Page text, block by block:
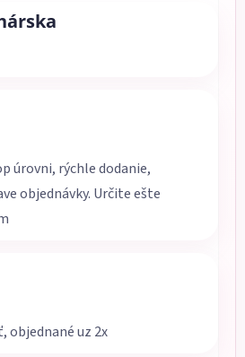
je 5 z 5 hviezdičiek.
je 5 z 5 hviezdičiek.
úrovni, rýchle dodanie,
objednávky. Určite ešte
je 5 z 5 hviezdičiek.
objednané uz 2x